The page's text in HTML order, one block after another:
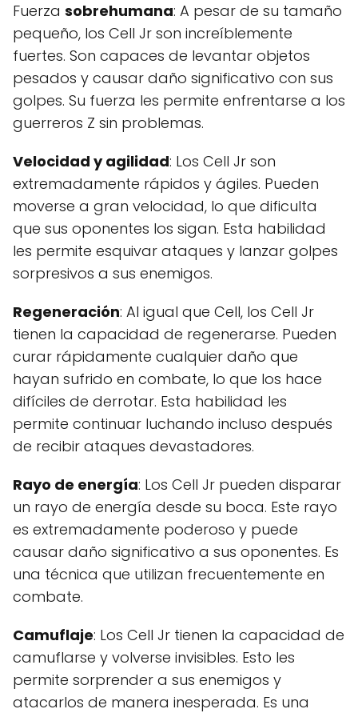
Fuerza sobrehumana: A pesar de su tamaño
pequeño, los Cell Jr son increíblemente
fuertes. Son capaces de levantar objetos
pesados y causar daño significativo con sus
golpes. Su fuerza les permite enfrentarse a los
guerreros Z sin problemas.
Velocidad y agilidad: Los Cell Jr son
extremadamente rápidos y ágiles. Pueden
moverse a gran velocidad, lo que dificulta
que sus oponentes los sigan. Esta habilidad
les permite esquivar ataques y lanzar golpes
sorpresivos a sus enemigos.
Regeneración: Al igual que Cell, los Cell Jr
tienen la capacidad de regenerarse. Pueden
curar rápidamente cualquier daño que
hayan sufrido en combate, lo que los hace
difíciles de derrotar. Esta habilidad les
permite continuar luchando incluso después
de recibir ataques devastadores.
Rayo de energía: Los Cell Jr pueden disparar
un rayo de energía desde su boca. Este rayo
es extremadamente poderoso y puede
causar daño significativo a sus oponentes. Es
una técnica que utilizan frecuentemente en
combate.
Camuflaje: Los Cell Jr tienen la capacidad de
camuflarse y volverse invisibles. Esto les
permite sorprender a sus enemigos y
atacarlos de manera inesperada. Es una